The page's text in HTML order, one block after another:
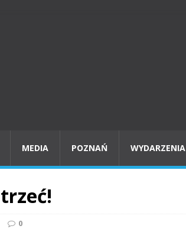
MEDIA POZNAŃ WYDARZENIA
0